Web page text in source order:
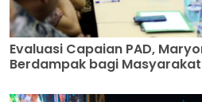
Evaluasi Capaian PAD,
Berdampak bagi Masyarakat